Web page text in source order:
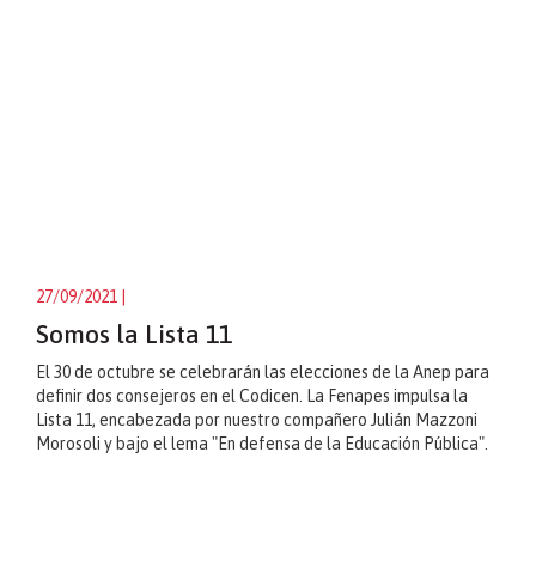
27/09/2021
Somos la Lista 11
El 30 de octubre se celebrarán las elecciones de la Anep para
definir dos consejeros en el Codicen. La Fenapes impulsa la
Lista 11, encabezada por nuestro compañero Julián Mazzoni
Morosoli y bajo el lema "En defensa de la Educación Pública".